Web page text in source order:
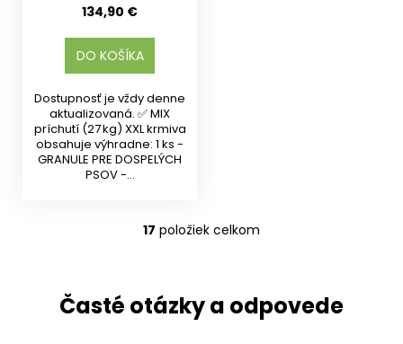
134,90 €
DO KOŠÍKA
Dostupnosť je vždy denne
aktualizovaná. ✅ MIX
príchutí (27 kg) XXL krmiva
obsahuje výhradne: 1 ks -
GRANULE PRE DOSPELÝCH
PSOV -...
O
á
d
17 položiek celkom
Časté otázky a odpovede